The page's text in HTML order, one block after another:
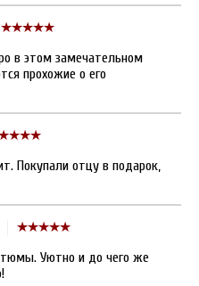
в этом замечательном
прохожие о его
Покупали отцу в подарок,
Уютно и до чего же